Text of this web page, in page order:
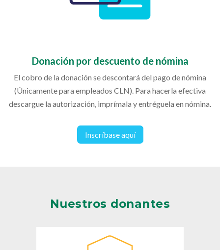
Donación por descuento de nómina
El cobro de la donación se descontará del pago de nómina
(Únicamente para empleados CLN). Para hacerla efectiva
descargue la autorización, imprímala y entréguela en nómina.
Inscríbase aquí
Nuestros donantes